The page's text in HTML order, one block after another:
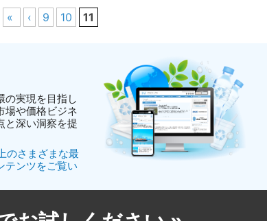
« ‹ 9 10 11
の実現を目指し
場や価格ビジネ
と深い洞察を提
のさまざまな最
テンツをご覧い